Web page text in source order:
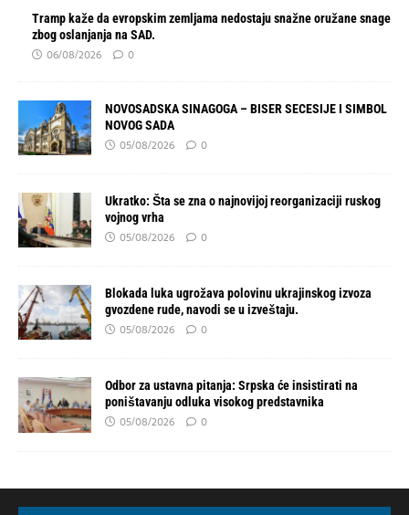
Tramp kaže da evropskim zemljama nedostaju snažne oružane snage
zbog oslanjanja na SAD.
06/08/2026 0
NOVOSADSKA SINAGOGA – BISER SECESIJE I SIMBOL
NOVOG SADA
05/08/2026 0
Ukratko: Šta se zna o najnovijoj reorganizaciji ruskog
vojnog vrha
05/08/2026 0
Blokada luka ugrožava polovinu ukrajinskog izvoza
gvozdene rude, navodi se u izveštaju.
05/08/2026 0
Odbor za ustavna pitanja: Srpska će insistirati na
poništavanju odluka visokog predstavnika
05/08/2026 0